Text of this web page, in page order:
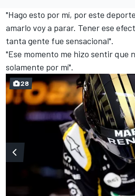
"Hago esto por mí, por este
amarlo voy a parar. Tener ese
tanta gente fue sensacional".
"Ese momento me hizo sentir que
solamente por mí".
28